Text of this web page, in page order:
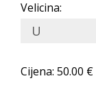
Velicina:
U
Cijena: 50.00 €